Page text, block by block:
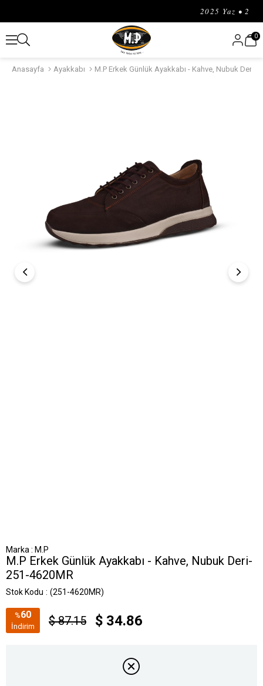
2025 Yaz •
0
Anasayfa Ayakkabı
Marka: M.P
M.P Erkek Günlük Ayakkabı - Kahve, Nubuk Deri-
251-4620MR
Stok Kodu (251-4620MR)
%60
İndirim $ 87.15 $ 34.86